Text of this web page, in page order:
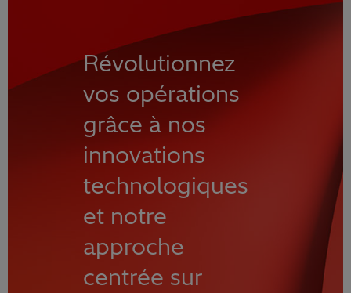
Révolutionnez
vos opérations
grâce à nos
innovations
technologiques
et notre
approche
centrée sur